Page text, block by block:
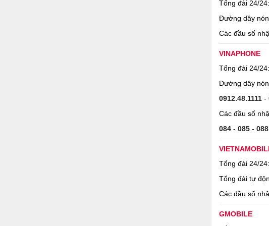
Tổng đài 24/24:
Đường dây
Các đầu số
VINAPHONE
Tổng đài 24/24:
Đường dây
0912.48.1111 -
Các đầu số
084 - 085 - 088
Tổng đài 24/24:
Tổng đài tự
Các đầu số
GMOBILE